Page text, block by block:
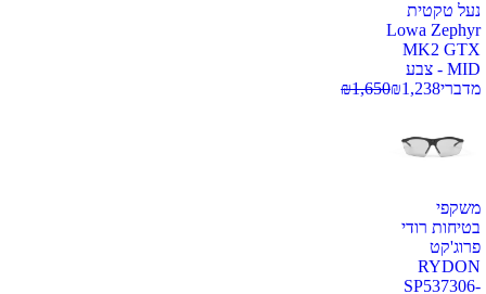
נעל טקטית
Lowa Zephyr
MK2 GTX
MID - צבע
מדברי
₪1,238
₪1,650
משקפי
בטיחות רודי
פרוג'קט
RYDON
SP537306-